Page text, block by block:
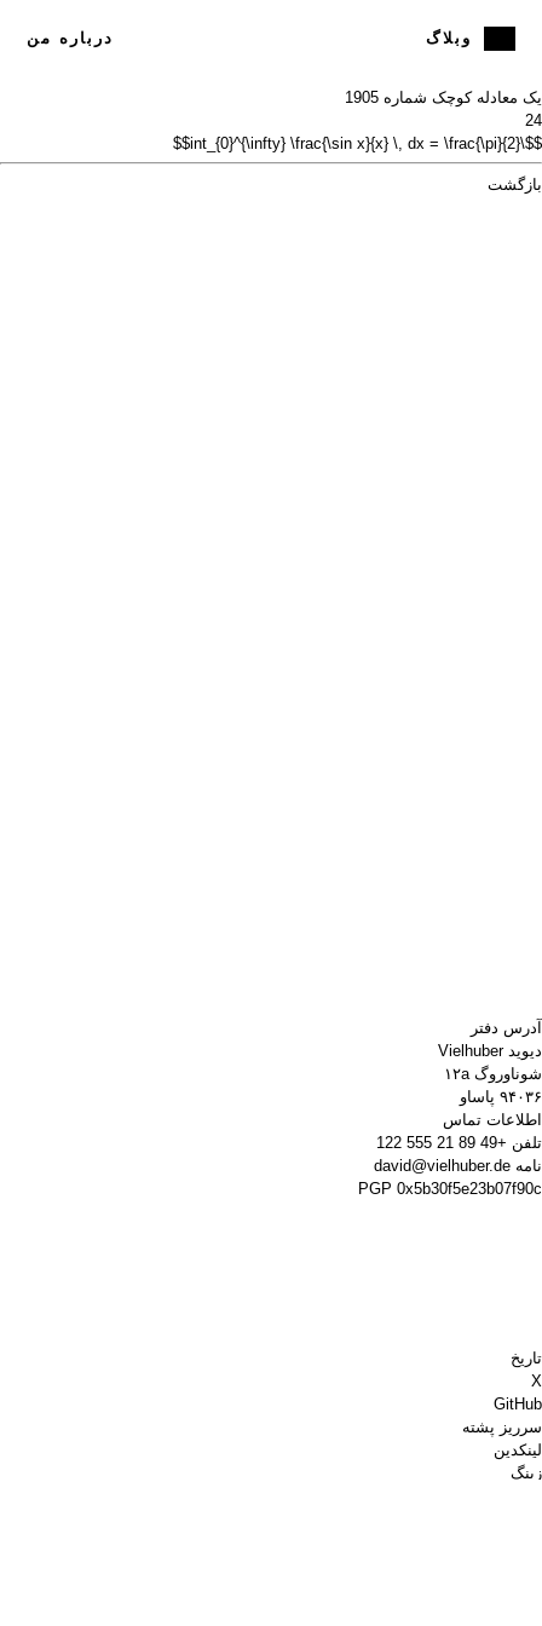
درباره من وبلاگ
یک معادله کوچک شماره 19 05
24
$$\int_{0}^{\infty} \frac{\sin x}{x} \, dx = \frac{\pi}{2}$$
بازگشت
آدرس دفتر
دیوید Vielhuber
شوناوروگ ۱۲a
۹۴۰۳۶ پاساو
اطلاعات تماس
تلفن +49 89 21 555 122
نامه david@vielhuber.de
PGP 0x5b30f5e23b07f90c
تاریخ
X
GitHub
سرریز پشته
لینکدین
زینگ